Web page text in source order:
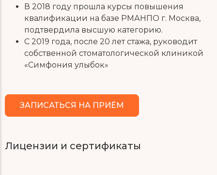
В 2018 году прошла курсы повышения
квалификации на базе РМАНПО г. Москва,
подтвердила высшую категорию.
С 2019 года, после 20 лет стажа, руководит
собственной стоматологической клиникой
«Симфония улыбок»
ЗАПИСАТЬСЯ НА ПРИЁМ
Лицензии и сертификаты